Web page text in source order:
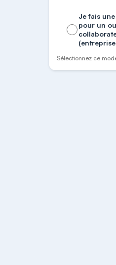
Je fais
pour un
Sélectionnez ce